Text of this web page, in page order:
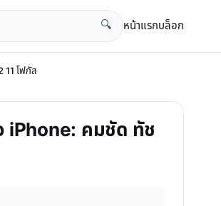
🔍 หน้าแรกบล็อก
11 โฟกัส
iPhone: คมชัด ทัช